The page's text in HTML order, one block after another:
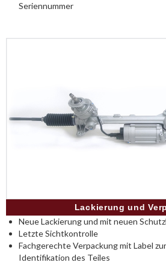
Seriennummer
Lackierung und
Neue Lackierung und mit neuen
Letzte Sichtkontrolle
Fachgerechte Verpackung mit Label
Identifikation des Teiles